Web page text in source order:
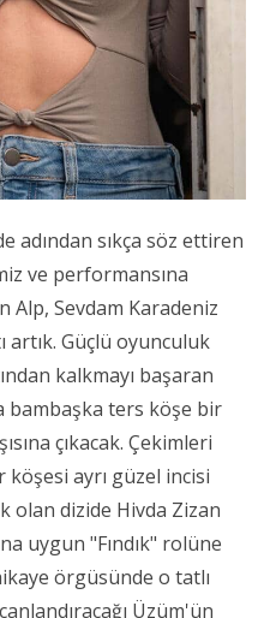
adından sıkça söz ettiren
ve performansına
Alp, Sevdam Karadeniz
artık. Güçlü oyunculuk
kalkmayı başaran
bambaşka ters köşe bir
çıkacak. Çekimleri
ayrı güzel incisi
olan dizide Hivda Zizan
uygun "Fındık" rolüne
örgüsünde o tatlı
Üzüm'ün